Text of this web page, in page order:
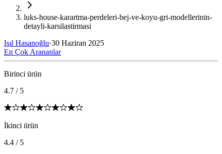
luks-house-karartma-perdeleri-bej-ve-koyu-gri-modellerinin-
detayli-karsilastirmasi
Işıl Hasanoğlu·30 Haziran 2025
En Çok Arananlar
Birinci ürün
4.7 / 5
İkinci ürün
4.4 / 5